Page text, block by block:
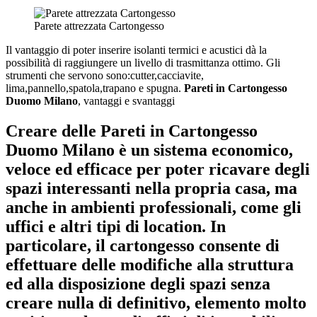
Parete attrezzata Cartongesso
Il vantaggio di poter inserire isolanti termici e acustici dà la
possibilità di raggiungere un livello di trasmittanza ottimo. Gli
strumenti che servono sono:cutter,cacciavite,
lima,pannello,spatola,trapano e spugna. Pareti in Cartongesso
Duomo Milano, vantaggi e svantaggi
Creare delle Pareti in Cartongesso
Duomo Milano è un sistema economico,
veloce ed efficace per poter ricavare degli
spazi interessanti nella propria casa, ma
anche in ambienti professionali, come gli
uffici e altri tipi di location. In
particolare, il cartongesso consente di
effettuare delle modifiche alla struttura
ed alla disposizione degli spazi senza
creare nulla di definitivo, elemento molto